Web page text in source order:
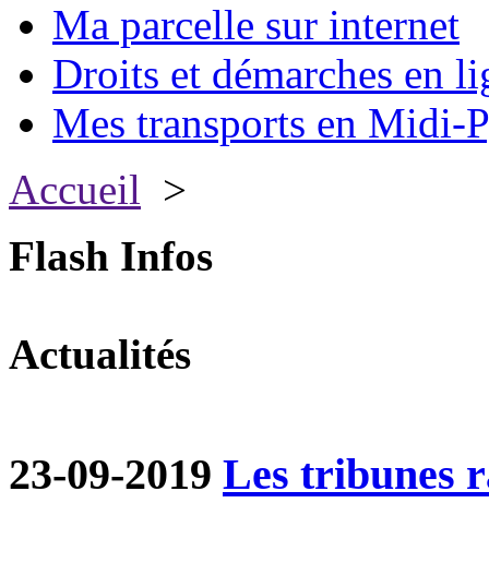
Ma parcelle sur internet
Droits et démarches en
Mes transports en Midi-
Accueil >
Flash Infos
Actualités
23-09-2019 Les tribunes